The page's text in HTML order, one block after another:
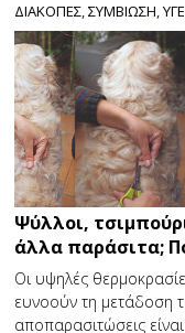
ΔΙΑΚΟΠΕΣ,ΣΥΜΒΙΩΣΗ,
Ψύλλοι,
άλλα παράσιτα;
Οι υψηλές
ευνοούν τη μετάδοση
αποπαρασιτώσεις